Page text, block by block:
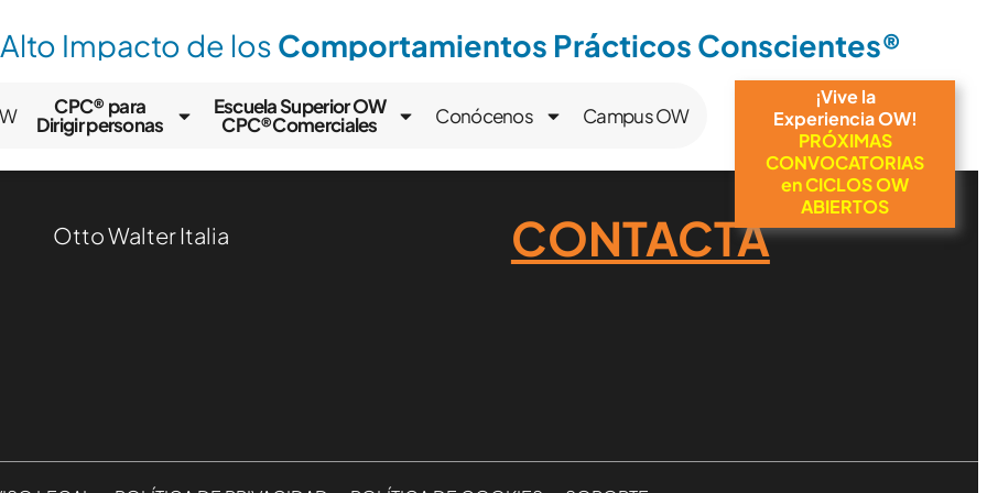
Impacto de los Comportamientos Prácticos Conscientes®
CPC® para
Dirigir personas
Escuela Superior OW
CPC®Comerciales Conócenos Campus OW
¡Vive la
Experiencia OW!
PRÓXIMAS
CONVOCATORIAS
en CICLOS OW
ABIERTOS
Otto Walter Italia CONTACTA